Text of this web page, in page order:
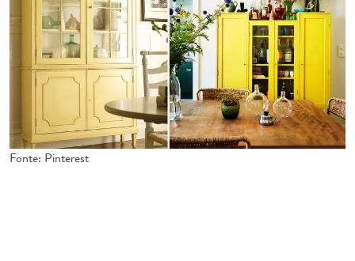
Fonte: Pinterest